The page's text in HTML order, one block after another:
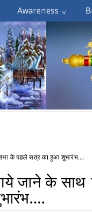
Awareness
के पहले सत्र का हुआ शुभारंभ....
जाने के